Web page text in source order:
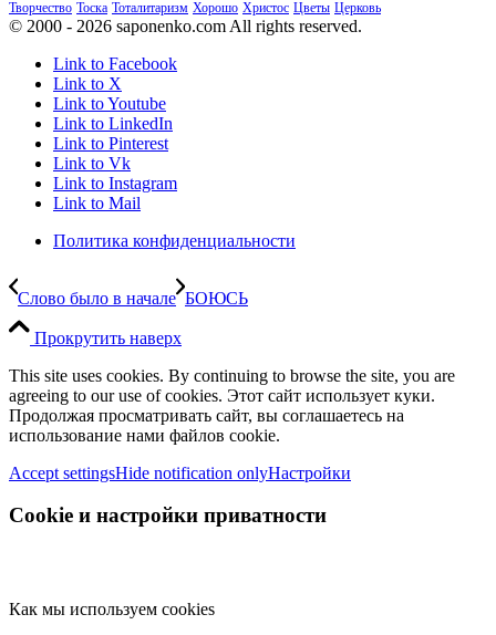
Творчество Тоска Тоталитаризм Хорошо Христос Цветы Церковь
© 2000 - 2026 saponenko.com All rights reserved.
Link to Facebook
Link to X
Link to Youtube
Link to LinkedIn
Link to Pinterest
Link to Vk
Link to Instagram
Link to Mail
Политика конфиденциальности
Слово было в начале БОЮСЬ
Прокрутить наверх
This site uses cookies. By continuing to browse the site, you are
agreeing to our use of cookies. Этот сайт использует куки.
Продолжая просматривать сайт, вы соглашаетесь на
использование нами файлов cookie.
Accept settingsHide notification onlyНастройки
Cookie и настройки приватности
Как мы используем cookies